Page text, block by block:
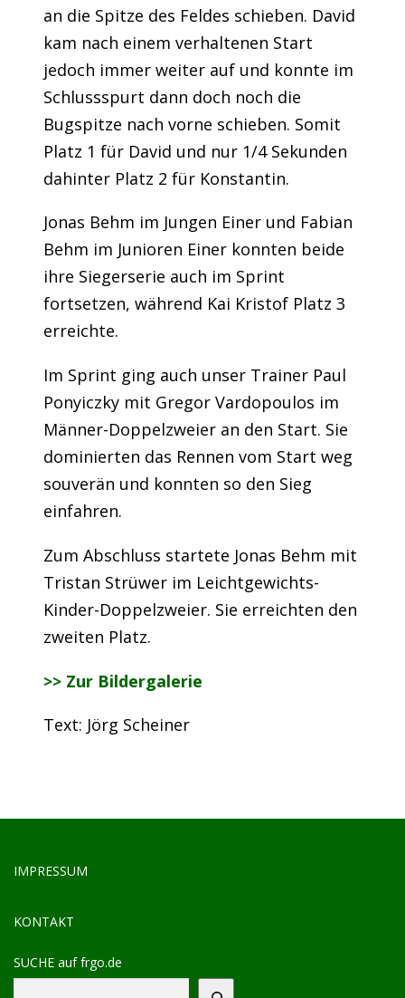
an die Spitze des Feldes schieben. David
kam nach einem verhaltenen Start
jedoch immer weiter auf und konnte im
Schlussspurt dann doch noch die
Bugspitze nach vorne schieben. Somit
Platz 1 für David und nur 1/4 Sekunden
dahinter Platz 2 für Konstantin.
Jonas Behm im Jungen Einer und Fabian
Behm im Junioren Einer konnten beide
ihre Siegerserie auch im Sprint
fortsetzen, während Kai Kristof Platz 3
erreichte.
Im Sprint ging auch unser Trainer Paul
Ponyiczky mit Gregor Vardopoulos im
Männer-Doppelzweier an den Start. Sie
dominierten das Rennen vom Start weg
souverän und konnten so den Sieg
einfahren.
Zum Abschluss startete Jonas Behm mit
Tristan Strüwer im Leichtgewichts-
Kinder-Doppelzweier. Sie erreichten den
zweiten Platz.
>> Zur Bildergalerie
Text: Jörg Scheiner
IMPRESSUM
KONTAKT
SUCHE auf frgo.de